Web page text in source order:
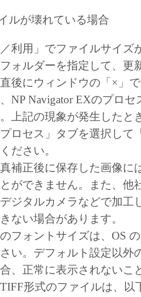
日本国政府または該当国
ことなしに、本ソフトウ
または間接に輸出しては
ルが壊れている場合
／利用」でファイルサイズ
ォルダーを指定して、更
後にウィンドウの「×」
NP Navigator EXのプロ
上記の現象が発生したと
ロセス」タブを選択して
ださい。
補正後に保存した画像に
ができません。また、他
ジタルカメラなどで加工
ない場合があります。
フォントサイズは、OS
い。デフォルト設定以外
、正常に表示されないこ
形式のファイルは、以